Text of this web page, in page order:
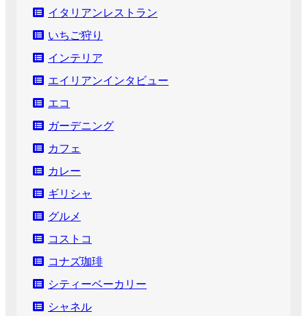
イタリアンレストラン
いちご狩り
インテリア
エイリアンインタビュー
エコ
ガーデニング
カフェ
カレー
ギリシャ
グルメ
コストコ
コナズ珈琲
シティーベーカリー
シャネル